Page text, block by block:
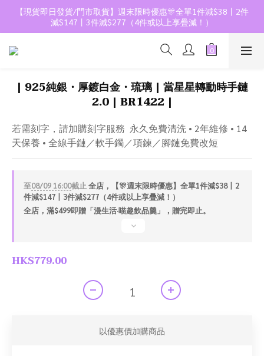
【現貨即日發貨/門市取貨】週末限時優惠🎊全單1件減$38丨2件
減$147丨3件減$277（4件或以上享疊減！）
| 925純銀・厚鍍白金・琉璃 | 當星星轉動時手鏈
2.0 | BR1422 |
若需刻字，請加購刻字服務  永久免費清洗 • 2年維修 • 14
天保養 • 全線手鏈／軟手鐲／項鍊／腳鏈免費改短
至08/09 16:00截止 全店，【🎊週末限時優惠】全單1件減$38丨2
件減$147丨3件減$277（4件或以上享疊減！）
全店，滿$499即贈「漫生活·喵趣飲品羹」，贈完即止。
HK$779.00
以優惠價加購商品